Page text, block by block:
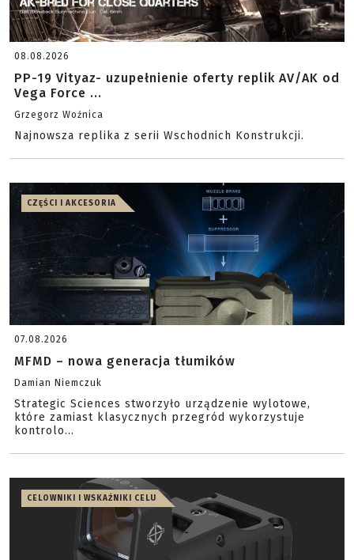
08.08.2026
PP-19 Vityaz- uzupełnienie oferty replik AV/AK od
Vega Force ...
Grzegorz Woźnica
Najnowsza replika z serii Wschodnich Konstrukcji.
CZĘŚCI I AKCESORIA
07.08.2026
MFMD – nowa generacja tłumików
Damian Niemczuk
Strategic Sciences stworzyło urządzenie wylotowe,
które zamiast klasycznych przegród wykorzystuje
kontrolo...
CELOWNIKI I WSKAŹNIKI CELU